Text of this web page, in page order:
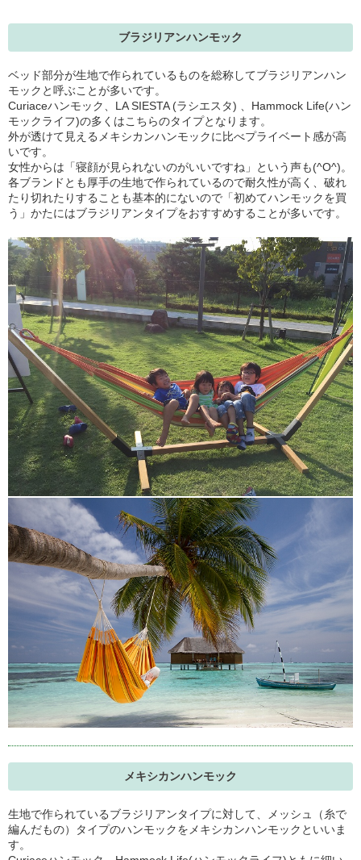
ブラジリアンハンモック
ベッド部分が生地で作られているものを総称してブラジリアンハン
モックと呼ぶことが多いです。
Curiaceハンモック、LA SIESTA (ラシエスタ) 、Hammock Life(ハン
モックライフ)の多くはこちらのタイプとなります。
外が透けて見えるメキシカンハンモックに比べプライベート感が高
いです。
女性からは「寝顔が見られないのがいいですね」という声も(^O^)。
各ブランドとも厚手の生地で作られているので耐久性が高く、破れ
たり切れたりすることも基本的にないので「初めてハンモックを買
う」かたにはブラジリアンタイプをおすすめすることが多いです。
メキシカンハンモック
生地で作られているブラジリアンタイプに対して、メッシュ（糸で
編んだもの）タイプのハンモックをメキシカンハンモックといいま
す。